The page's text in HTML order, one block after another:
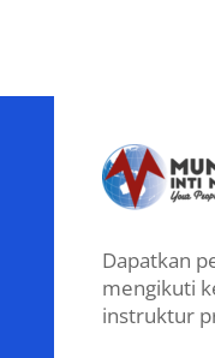
Dapatkan
mengikuti
instruktur